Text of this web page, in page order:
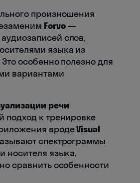
произношения
Forvo—
слов,
языка из
особенно полезно для
вариантами
речи
подход к тренировке
вродеVisual
спектрограммы
носителя языка,
сравнить особенности